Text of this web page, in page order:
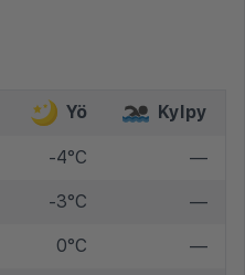
Yö Kylpy
-4°C —
-3°C —
0°C —